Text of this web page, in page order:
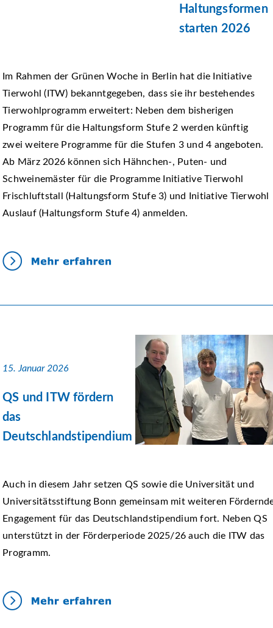
Haltungsformen
starten 2026
Im Rahmen der Grünen Woche in Berlin hat die Initiative
Tierwohl (ITW) bekanntgegeben, dass sie ihr bestehendes
Tierwohlprogramm erweitert: Neben dem bisherigen
Programm für die Haltungsform Stufe 2 werden künftig
zwei weitere Programme für die Stufen 3 und 4 angeboten.
Ab März 2026 können sich Hähnchen‑, Puten‑ und
Schweinemäster für die Programme Initiative Tierwohl
Frischluftstall (Haltungsform Stufe 3) und Initiative Tierwohl
Auslauf (Haltungsform Stufe 4) anmelden.
15. Januar 2026
QS und ITW fördern
das
Deutschlandstipendium
Auch in diesem Jahr setzen QS sowie die Universität und
Universitätsstiftung Bonn gemeinsam mit weiteren
Engagement für das Deutschlandstipendium fort. Neben QS
unterstützt in der Förderperiode 2025/26 auch die ITW das
Programm.